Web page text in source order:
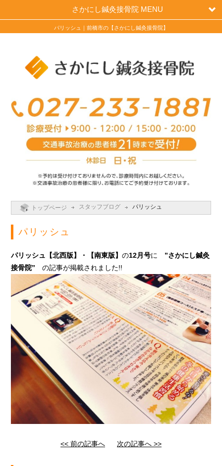
パリッシュ｜前橋市の【さかにし鍼灸接骨院】
さかにし鍼灸接骨院 MENU
トップページ スタッフブログ パリッシュ
パリッシュ
パリッシュ【北西版】・【南東版】の12月号に ”さかにし鍼灸
接骨院”の記事が掲載されました!!
<< 前の記事へ 次の記事へ >>